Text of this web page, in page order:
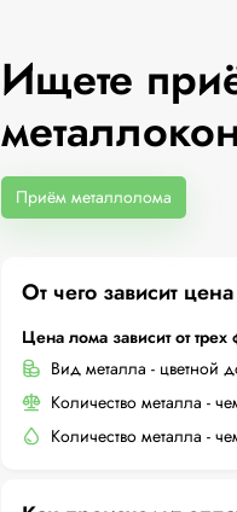
Ищете
Приём металлолома
От чего зависит
Цена лома зависит от трех
Вид металла - цветной
Количество металла -
Количество металла -